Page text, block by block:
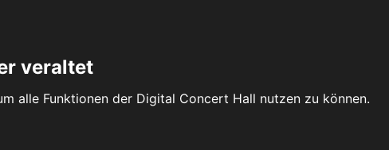
veraltet
alle Funktionen der Digital Concert Hall nutzen zu können.